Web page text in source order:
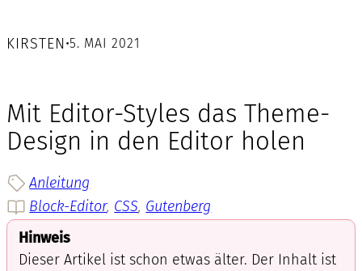
KIRSTEN•5. MAI 2021
Mit Editor-Styles das Theme-
Design in den Editor holen
Anleitung
Block-Editor, CSS, Gutenberg
Hinweis
Dieser Artikel ist schon etwas älter. Der Inhalt ist